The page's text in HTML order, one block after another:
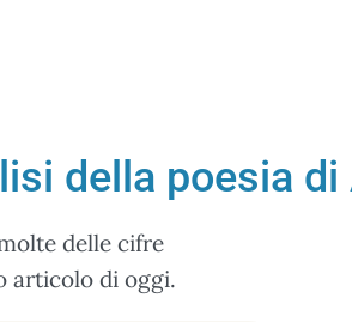
della poesia
delle cifre
articolo di oggi.